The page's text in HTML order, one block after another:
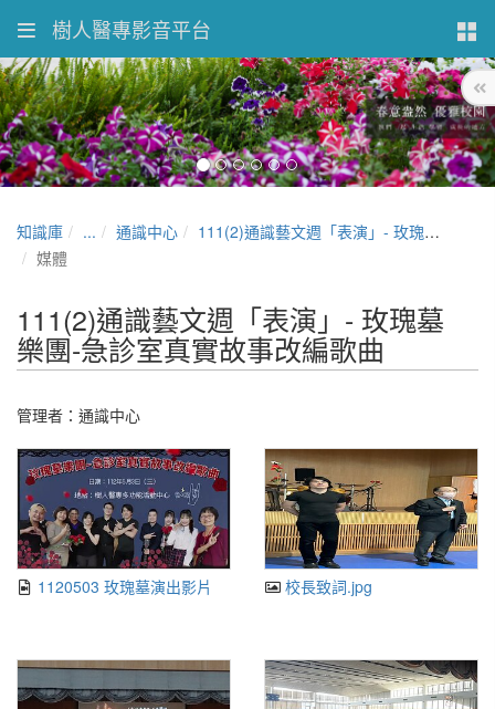
樹人醫專影音平台
知識庫 ... 通識中心
111(2)通識藝文週「表演」- 玫瑰墓樂團-急診室真實故事改編歌曲
媒體
111(2)通識藝文週「表演」- 玫瑰墓
樂團-急診室真實故事改編歌曲
管理者：通識中心
1120503 玫瑰墓演出影片 校長致詞.jpg